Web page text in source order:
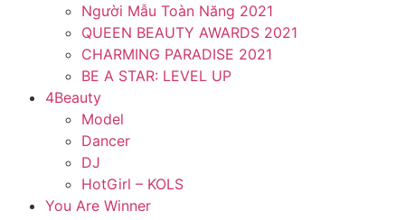
Người Mẫu Toàn Năng 2021
QUEEN BEAUTY AWARDS 2021
CHARMING PARADISE 2021
BE A STAR: LEVEL UP
4Beauty
Model
Dancer
DJ
HotGirl – KOLS
You Are Winner